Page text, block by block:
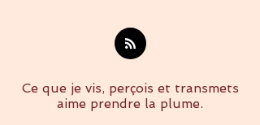
Ce que je vis, perçois et transmets
aime prendre la plume.